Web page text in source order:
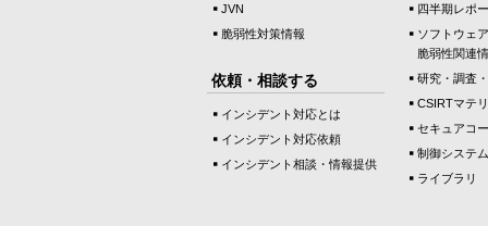
JVN
脆弱性対策情報
依頼・相談する
インシデント対応とは
インシデント対応依頼
インシデント相談・情報提供
四半期レポ
ソフトウェ
脆弱性関連
研究・調査
CSIRTマテ
セキュアコ
制御システ
ライブラリ